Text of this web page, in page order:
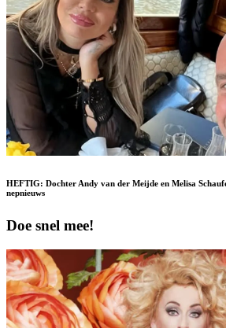
HEFTIG: Dochter Andy van der Meijde en Melisa
nepnieuws
Doe snel mee!